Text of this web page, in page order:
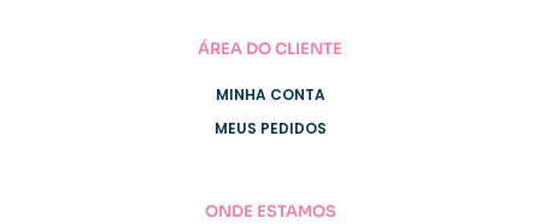
ÁREA DO CLIENTE
MINHA CONTA
MEUS PEDIDOS
ONDE ESTAMOS